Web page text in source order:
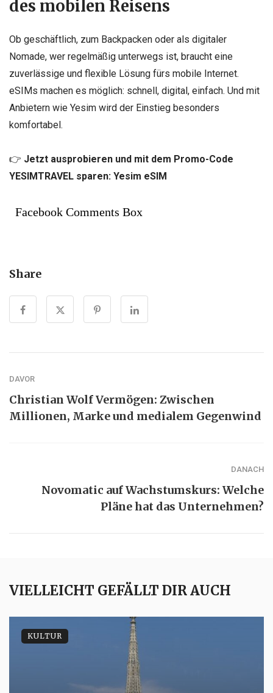
des mobilen Reisens
Ob geschäftlich, zum Backpacken oder als digitaler
Nomade, wer regelmäßig unterwegs ist, braucht eine
zuverlässige und flexible Lösung fürs mobile Internet.
eSIMs machen es möglich: schnell, digital, einfach. Und mit
Anbietern wie Yesim wird der Einstieg besonders
komfortabel.
👉 Jetzt ausprobieren und mit dem Promo-Code
YESIMTRAVEL sparen: Yesim eSIM
Facebook Comments Box
Share
DAVOR
Christian Wolf Vermögen: Zwischen
Millionen, Marke und medialem Gegenwind
DANACH
Novomatic auf Wachstumskurs: Welche
Pläne hat das Unternehmen?
VIELLEICHT GEFÄLLT DIR AUCH
KULTUR